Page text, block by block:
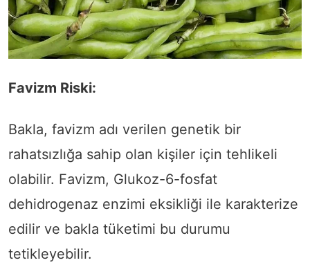
Favizm Riski:
Bakla, favizm adı verilen genetik bir
rahatsızlığa sahip olan kişiler için tehlikeli
olabilir. Favizm, Glukoz-6-fosfat
dehidrogenaz enzimi eksikliği ile karakterize
edilir ve bakla tüketimi bu durumu
tetikleyebilir.